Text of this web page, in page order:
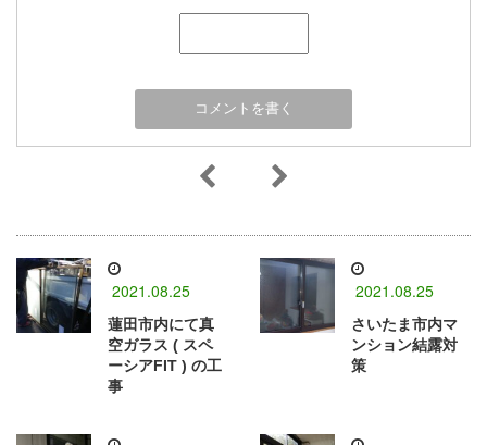
2021.08.25
蓮田市内にて真
空ガラス ( スペ
ーシアFIT ) の工
事
2021.08.25
さいたま市内マ
ンション結露対
策